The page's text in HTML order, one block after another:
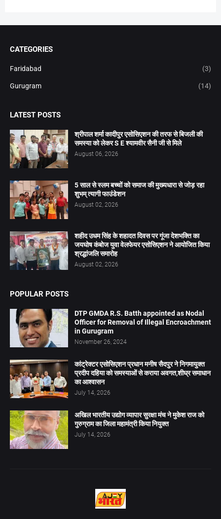
CATEGORIES
Faridabad (3)
Gurugram (14)
LATEST POSTS
श्रीपाल शर्मा कादीपुर एसोसिएशन की तरफ से बिजली की
समस्या को लेकर S E श्यामवीर सैनी जी से मिले
August 06, 2026
5 साल से स्लम बच्चों को समाज की मुख्यधारा से जोड़ रहा
शुभम् त्यागी फाउंडेशन
August 02, 2026
शहीद उधम सिंह के शहादत दिवस पर गूंजा देशभक्ति का
जयघोष कंबोज युवा वेलफेयर एसोसिएशन ने आयोजित किया
श्रद्धांजलि समारोह
August 02, 2026
POPULAR POSTS
DTP GMDA R.S. Batth appointed as Nodal
Officer for Removal of Illegal Encroachment
in Gurugram
November 26, 2024
कांट्रेक्टर एसोसिएशन प्रधान मनीष सैदपुर ने निगमायुक्त
प्रदीप दहिया को समस्याओं से कराया अवगत,शीघ्र समाधान
का आश्वासन
July 14, 2026
अखिल भारतीय उद्योग व्यापार सुरक्षा मंच ने मुकेश राज को
गुरुग्राम का जिला महामंत्री किया नियुक्त
July 14, 2026